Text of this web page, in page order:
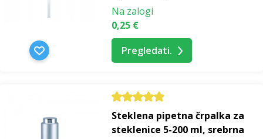
Na zalogi
0,25 €
Pregledati.
Steklena pipetna črpalka za
steklenice 5-200 ml, srebrna